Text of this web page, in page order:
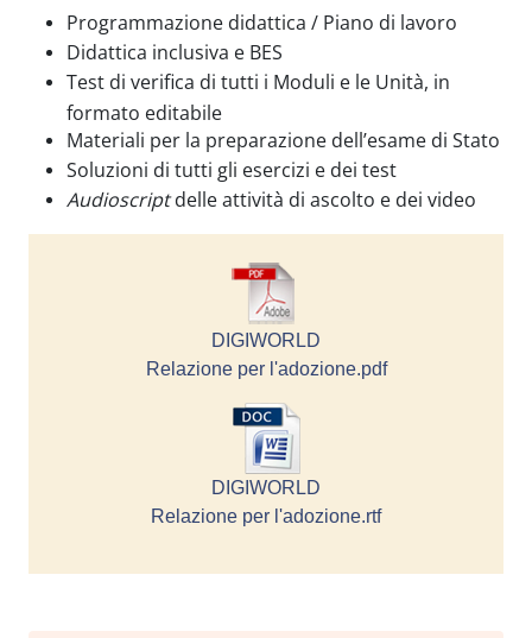
Programmazione didattica / Piano di lavoro
Didattica inclusiva e BES
Test di verifica di tutti i Moduli e le Unità, in
formato editabile
Materiali per la preparazione dell’esame di Stato
Soluzioni di tutti gli esercizi e dei test
Audioscriptdelle attività di ascolto e dei video
DIGIWORLD
Relazione per l'adozione.pdf
DIGIWORLD
Relazione per l'adozione.rtf